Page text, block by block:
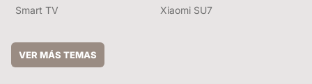
Smart TV Xiaomi SU7
VER MÁS TEMAS